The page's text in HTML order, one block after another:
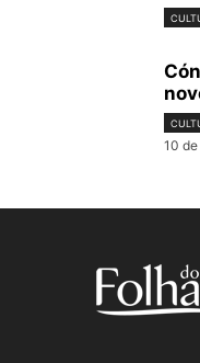
10